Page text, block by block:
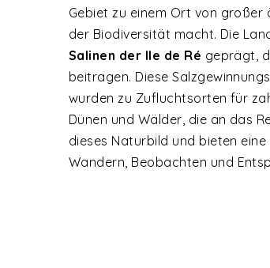
Gebiet zu einem Ort von
der Biodiversität macht. Die
Salinen der Ile de Ré geprägt,
beitragen. Diese
wurden zu Zufluchtsorten für
Dünen und Wälder, die an das
dieses Naturbild und bieten
Wandern, Beobachten und